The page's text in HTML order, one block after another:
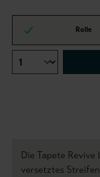
Rolle
Die Tapete
versetztes